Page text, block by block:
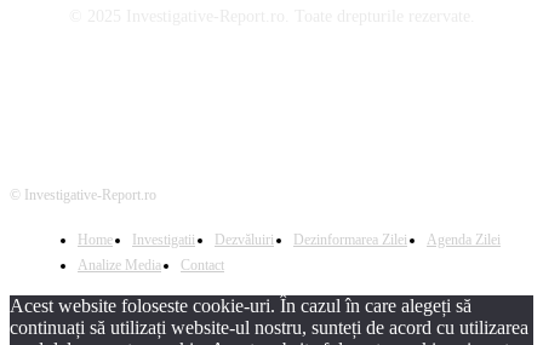
© Investigative-Report.ro
Home Investigatii Dezvăluiri Dezinformarea Zilei
Agenda Zilei
Analize Media
Contact
Acest website foloseste cookie-uri. În cazul în care alegeți să
continuați să utilizați website-ul nostru, sunteți de acord cu utilizarea